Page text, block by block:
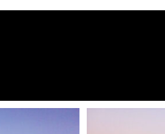
caballerizas
una elegante
Excellent